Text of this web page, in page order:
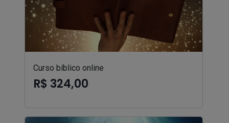
Curso bíblico online
R$ 324,00